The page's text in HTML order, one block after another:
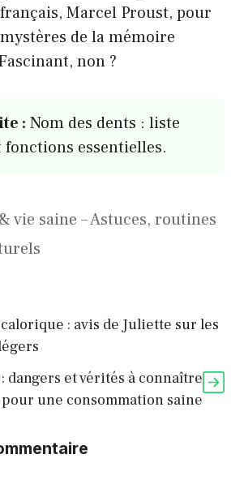
Marcel Proust, pour
de la mémoire
non ?
: Nom des dents : liste
fonctions essentielles.
vie saine – Astuces, routines
: avis de Juliette sur les
dangers et vérités à connaître
pour une consommation saine